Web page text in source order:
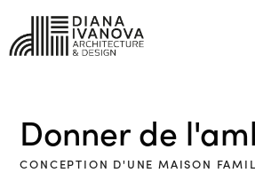
Donner de
CONCEPTION D'UNE MAISON